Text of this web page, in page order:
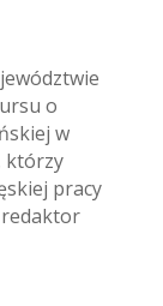
o
w
którzy
pracy
redaktor